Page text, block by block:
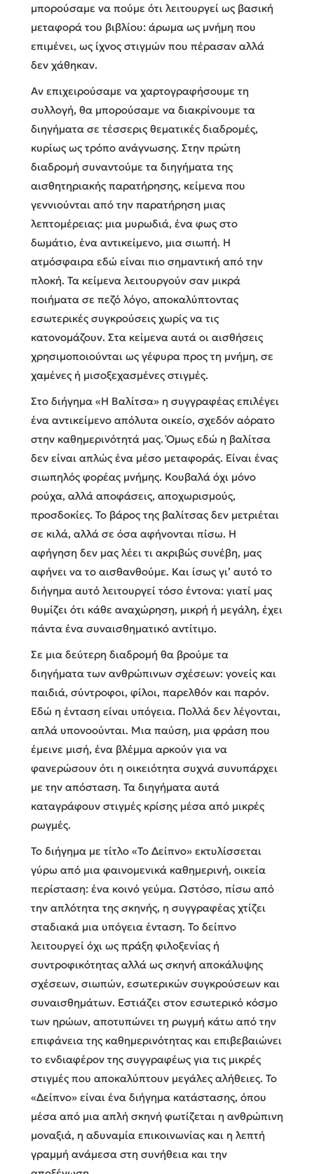
μπορούσαμε να πούμε ότι λειτουργεί ως βασική
μεταφορά του βιβλίου: άρωμα ως μνήμη που
επιμένει, ως ίχνος στιγμών που πέρασαν αλλά
δεν χάθηκαν.
Αν επιχειρούσαμε να χαρτογραφήσουμε τη
συλλογή, θα μπορούσαμε να διακρίνουμε τα
διηγήματα σε τέσσερις θεματικές διαδρομές,
κυρίως ως τρόπο ανάγνωσης. Στην πρώτη
διαδρομή συναντούμε τα διηγήματα της
αισθητηριακής παρατήρησης, κείμενα που
γεννιούνται από την παρατήρηση μιας
λεπτομέρειας: μια μυρωδιά, ένα φως στο
δωμάτιο, ένα αντικείμενο, μια σιωπή. Η
ατμόσφαιρα εδώ είναι πιο σημαντική από την
πλοκή. Τα κείμενα λειτουργούν σαν μικρά
ποιήματα σε πεζό λόγο, αποκαλύπτοντας
εσωτερικές συγκρούσεις χωρίς να τις
κατονομάζουν. Στα κείμενα αυτά οι αισθήσεις
χρησιμοποιούνται ως γέφυρα προς τη μνήμη, σε
χαμένες ή μισοξεχασμένες στιγμές.
Στο διήγημα «Η Βαλίτσα» η συγγραφέας επιλέγει
ένα αντικείμενο απόλυτα οικείο, σχεδόν αόρατο
στην καθημερινότητά μας. Όμως εδώ η βαλίτσα
δεν είναι απλώς ένα μέσο μεταφοράς. Είναι ένας
σιωπηλός φορέας μνήμης. Κουβαλά όχι μόνο
ρούχα, αλλά αποφάσεις, αποχωρισμούς,
προσδοκίες. Το βάρος της βαλίτσας δεν μετριέται
σε κιλά, αλλά σε όσα αφήνονται πίσω. Η
αφήγηση δεν μας λέει τι ακριβώς συνέβη, μας
αφήνει να το αισθανθούμε. Και ίσως γι’ αυτό το
διήγημα αυτό λειτουργεί τόσο έντονα: γιατί μας
θυμίζει ότι κάθε αναχώρηση, μικρή ή μεγάλη, έχει
πάντα ένα συναισθηματικό αντίτιμο.
Σε μια δεύτερη διαδρομή θα βρούμε τα
διηγήματα των ανθρώπινων σχέσεων: γονείς και
παιδιά, σύντροφοι, φίλοι, παρελθόν και παρόν.
Εδώ η ένταση είναι υπόγεια. Πολλά δεν λέγονται,
απλά υπονοούνται. Μια παύση, μια φράση που
έμεινε μισή, ένα βλέμμα αρκούν για να
φανερώσουν ότι η οικειότητα συχνά συνυπάρχει
με την απόσταση. Τα διηγήματα αυτά
καταγράφουν στιγμές κρίσης μέσα από μικρές
ρωγμές.
Το διήγημα με τίτλο «Το Δείπνο» εκτυλίσσεται
γύρω από μια φαινομενικά καθημερινή, οικεία
περίσταση: ένα κοινό γεύμα. Ωστόσο, πίσω από
την απλότητα της σκηνής, η συγγραφέας χτίζει
σταδιακά μια υπόγεια ένταση. Το δείπνο
λειτουργεί όχι ως πράξη φιλοξενίας ή
συντροφικότητας αλλά ως σκηνή αποκάλυψης
σχέσεων, σιωπών, εσωτερικών συγκρούσεων και
συναισθημάτων. Εστιάζει στον εσωτερικό κόσμο
των ηρώων, αποτυπώνει τη ρωγμή κάτω από την
επιφάνεια της καθημερινότητας και επιβεβαιώνει
το ενδιαφέρον της συγγραφέως για τις μικρές
στιγμές που αποκαλύπτουν μεγάλες αλήθειες. Το
«Δείπνο» είναι ένα διήγημα κατάστασης, όπου
μέσα από μια απλή σκηνή φωτίζεται η ανθρώπινη
μοναξιά, η αδυναμία επικοινωνίας και η λεπτή
γραμμή ανάμεσα στη συνήθεια και την